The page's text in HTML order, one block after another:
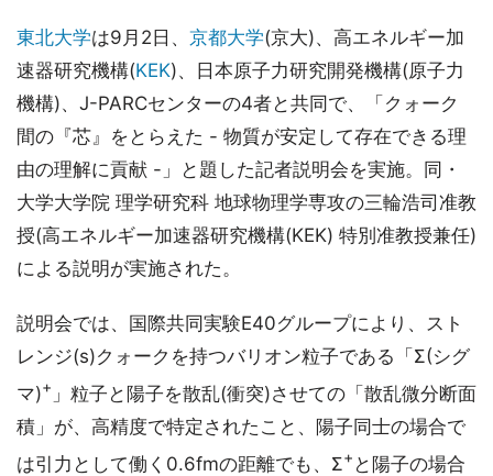
東北大学は9月2日、 京都大学(京大)、高エネルギー加
速器研究機構(KEK)、日本原子力研究開発機構(原子力
機構)、J-PARCセンターの4者と共同で、「クォーク
間の『芯』をとらえた - 物質が安定して存在できる理
由の理解に貢献 -」と題した記者説明会を実施。同・
大学大学院 理学研究科 地球物理学専攻の三輪浩司准教
授(高エネルギー加速器研究機構(KEK) 特別准教授兼任)
による説明が実施された。
説明会では、国際共同実験E40グループにより、スト
レンジ(s)クォークを持つバリオン粒子である「Σ(シグ
マ)+ 」粒子と陽子を散乱(衝突)させての「散乱微分断面
積」が、高精度で特定されたこと、陽子同士の場合で
は引力として働く0.6fmの距離でも、Σ+ と陽子の場合